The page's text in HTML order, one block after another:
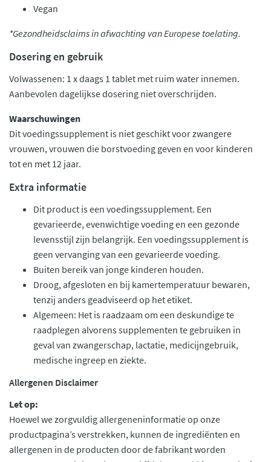
Vegan
*Gezondheidsclaims in afwachting van Europese toelating.
Dosering en gebruik
Volwassenen: 1 x daags 1 tablet met ruim water innemen.
Aanbevolen dagelijkse dosering niet overschrijden.
Waarschuwingen
Dit voedingssupplement is niet geschikt voor zwangere
vrouwen, vrouwen die borstvoeding geven en voor kinderen
tot en met 12 jaar.
Extra informatie
Dit product is een voedingssupplement. Een
gevarieerde, evenwichtige voeding en een gezonde
levensstijl zijn belangrijk. Een voedingssupplement is
geen vervanging van een gevarieerde voeding.
Buiten bereik van jonge kinderen houden.
Droog, afgesloten en bij kamertemperatuur bewaren,
tenzij anders geadviseerd op het etiket.
Algemeen: Het is raadzaam om een deskundige te
raadplegen alvorens supplementen te gebruiken in
geval van zwangerschap, lactatie, medicijngebruik,
medische ingreep en ziekte.
Allergenen Disclaimer
Let op:
Hoewel we zorgvuldig allergeneninformatie op onze
productpagina’s verstrekken, kunnen de ingrediënten en
allergenen in de producten door de fabrikant worden